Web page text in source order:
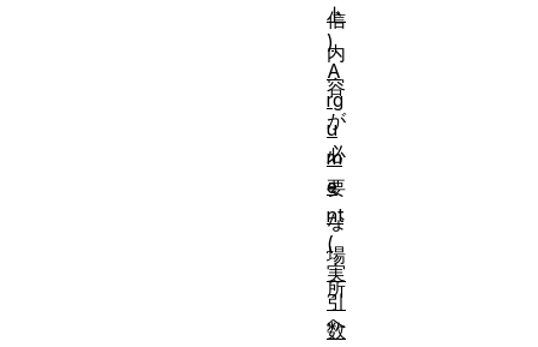
信
内
容
が
必
要
な
場
所
へ
ト
)
A
rg
u
m
e
nt
(
実
引
数